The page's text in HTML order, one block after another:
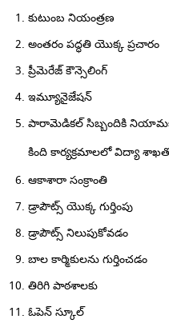
కుటుంబ నియంత్రణ
అంతరం పద్ధతి యొక్క ప్రచారం
ప్రీమెరేజ్ కౌన్సెలింగ్
ఇమ్యూనైజేషన్
పారామెడికల్ సిబ్బందికి నియామక
కింది కార్యక్రమాలలో విద్యా
ఆకాశారా సంక్రాంతి
డ్రాపౌట్స్ యొక్క గుర్తింపు
డ్రాపౌట్స్ నిలుపుకోవడం
బాల కార్మికులను గుర్తించడం
తిరిగి పాఠశాలకు
ఓపెన్ స్కూల్